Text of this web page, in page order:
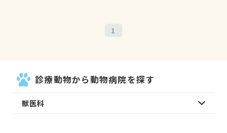
1
診療動物から動物病院を探す
獣医科